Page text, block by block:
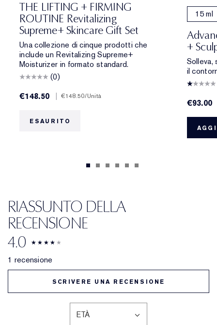
THE LIFTING + FIRMING
ROUTINE Revitalizing
Supreme+ Skincare Gift Set
Una collezione di cinque prodotti che
include un Revitalizing Supreme+
Moisturizer in formato standard.
(0)
€148.50
€148.50/Unità
ESAURITO
15 ml
+
Solleva,
il
€93.00
RIASSUNTO DELLA
RECENSIONE
4.0
1 recensione
SCRIVERE UNA RECENSIONE
ETÀ
FILTRA